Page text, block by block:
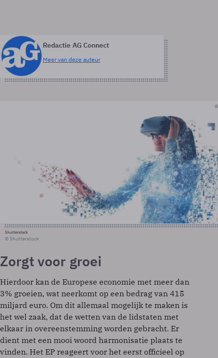
Redactie AG Connect
Meer van deze auteur
Shutterstock
© Shutterstock
Zorgt voor groei
Hierdoor kan de Europese economie met meer dan
3% groeien, wat neerkomt op een bedrag van 415
miljard euro. Om dit allemaal mogelijk te maken is
het wel zaak, dat de wetten van de lidstaten met
elkaar in overeenstemming worden gebracht. Er
dient met een mooi woord harmonisatie plaats te
vinden. Het EP reageert voor het eerst officieel op